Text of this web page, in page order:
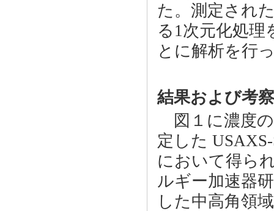
た。測定され
る1次元化処
とに解析を行
結果および考
図１に濃度
定した
において得ら
ルギー加速器
した中高角領